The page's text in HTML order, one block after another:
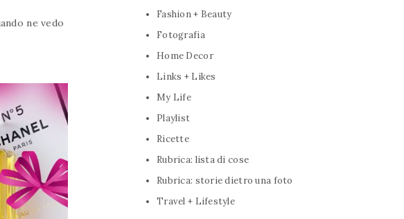
ne vedo
Fashion + Beauty
Fotografia
Home Decor
Links + Likes
My Life
Playlist
Ricette
Rubrica: lista di cose
Rubrica: storie dietro una foto
Travel + Lifestyle